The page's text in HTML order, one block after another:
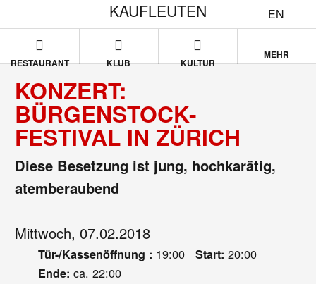
EN
KAUFLEUTEN
RESTAURANT KLUB KULTUR
MEHR
KONZERT:
BÜRGENSTOCK-
FESTIVAL IN ZÜRICH
Diese Besetzung ist jung, hochkarätig,
atemberaubend
Mittwoch, 07.02.2018
Tür-/Kassenöffnung : 19:00 Start: 20:00
Ende: ca. 22:00